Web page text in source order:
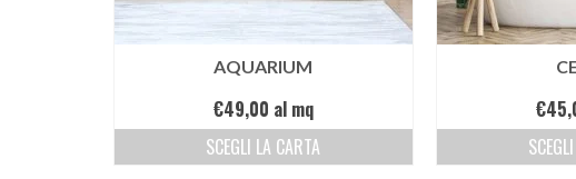
AQUARIUM
€49,00 al mq
SCEGLI LA CARTA
€